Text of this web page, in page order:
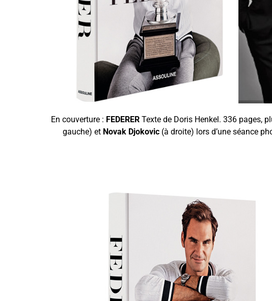
En couverture : FEDERER Texte de Doris Henkel. 336 pages,
gauche) et Novak Djokovic(à droite) lors d’une séance